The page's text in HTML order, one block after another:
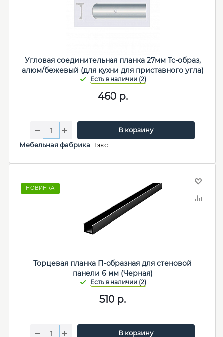
Угловая соединительная планка 27мм Тс-образ,
алюм/бежевый (для кухни для приставного угла)
460р.
В корзину
Мебельная фабрика: Тэкс
НОВИНКА
Торцевая планка П-образная для стеновой
панели 6 мм (Черная)
510 р.
В корзину